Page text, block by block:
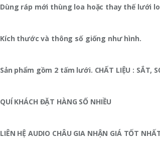
Dùng ráp mới thùng loa hoặc thay thế lưới
Kích thước và thông số giống như hình.
Sản phẩm gồm 2 tấm lưới. CHẤT LIỆU : SẮT,
QUÍ KHÁCH ĐẶT HÀNG SỐ NHIỀU
LIÊN HỆ AUDIO CHÂU GIA NHẬN GIÁ TỐT